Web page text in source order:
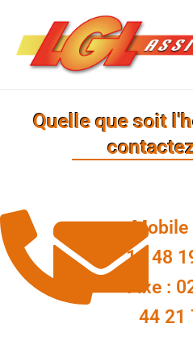
contenu
Quelle que soit
Mobile
11 48
Fixe :
44 21